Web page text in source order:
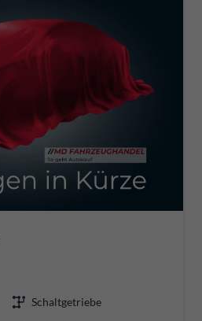
Schaltgetriebe